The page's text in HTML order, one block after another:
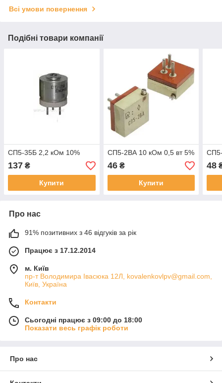
Всі умови повернення
Подібні товари компанії
СП5-35Б 2,2 кОм 10%
137 ₴
Купити
СП5-2ВА 10 кОм 0,5 вт 5%
46₴
Купити
48
Про нас
91% позитивних з 46 відгуків за рік
Працює з 17.12.2014
м. Київ
пр-т Володимира Івасюка 12Л, kovalenkovlpv@gmail.com,
Київ, Україна
Контакти
Сьогодні працює з 09:00 до 18:00
Показати весь графік роботи
Про нас